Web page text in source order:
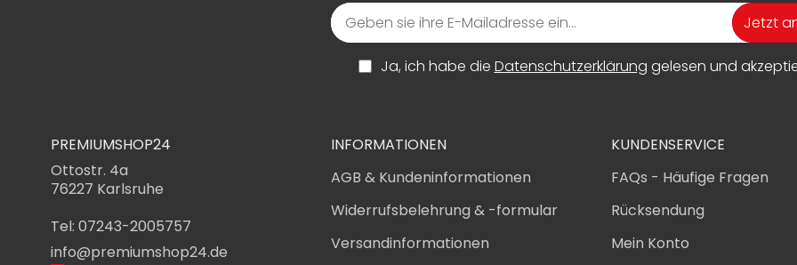
Jetzt
Ja, ich habe die Datenschutzerklärung gelesen und
PREMIUMSHOP24
Ottostr. 4a
76227 Karlsruhe
Tel: 07243-2005757
info@premiumshop24.de
INFORMATIONEN
AGB & Kundeninformationen
Widerrufsbelehrung & -formular
Versandinformationen
KUNDENSERVICE
FAQs - Häufige Fragen
Rücksendung
Mein Konto